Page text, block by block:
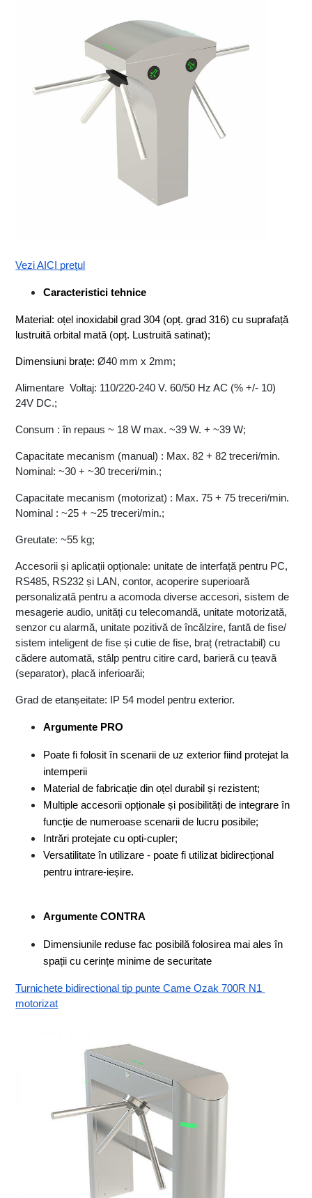
Vezi AICI prețul
Caracteristici tehnice
Material: oțel inoxidabil grad 304 (opț. grad 316) cu suprafață
lustruită orbital mată (opț. Lustruită satinat);
Dimensiuni brațe: Ø40 mm x 2mm;
Alimentare  Voltaj: 110/220-240 V. 60/50 Hz AC (% +/- 10)
24V DC.;
Consum : în repaus ~ 18 W max. ~39 W. + ~39 W;
Capacitate mecanism (manual) : Max. 82 + 82 treceri/min.
Nominal: ~30 + ~30 treceri/min.;
Capacitate mecanism (motorizat) : Max. 75 + 75 treceri/min.
Nominal : ~25 + ~25 treceri/min.;
Greutate: ~55 kg;
Accesorii și aplicații opționale: unitate de interfață pentru PC,
RS485, RS232 și LAN, contor, acoperire superioară
personalizată pentru a acomoda diverse accesori, sistem de
mesagerie audio, unități cu telecomandă, unitate motorizată,
senzor cu alarmă, unitate pozitivă de încălzire, fantă de fise/
sistem inteligent de fise și cutie de fise, braț (retractabil) cu
cădere automată, stâlp pentru citire card, barieră cu țeavă
(separator), placă inferioarăi;
Grad de etanșeitate: IP 54 model pentru exterior.
Argumente PRO
Poate fi folosit în scenarii de uz exterior fiind protejat la
intemperii
Material de fabricație din oțel durabil și rezistent;
Multiple accesorii opționale și posibilități de integrare în
funcție de numeroase scenarii de lucru posibile;
Intrări protejate cu opti-cupler;
Versatilitate în utilizare - poate fi utilizat bidirecțional
pentru intrare-ieșire.
Argumente CONTRA
Dimensiunile reduse fac posibilă folosirea mai ales în
spații cu cerințe minime de securitate
Turnichete bidirectional tip punte Came Ozak 700R N1
motorizat